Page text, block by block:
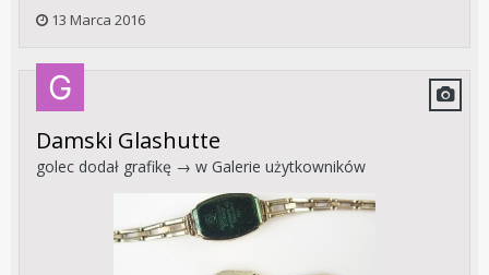
13 Marca 2016
Damski Glashutte
golec dodał grafikę → w Galerie użytkowników